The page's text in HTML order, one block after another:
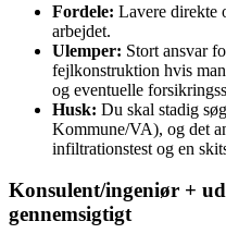
Fordele: Lavere direkte
arbejdet.
Ulemper: Stort ansvar
fejlkonstruktion hvis
og eventuelle
Husk: Du skal stadig
Kommune/VA), og det
infiltrationstest og en
Konsulent/ingeniør +
gennemsigtigt